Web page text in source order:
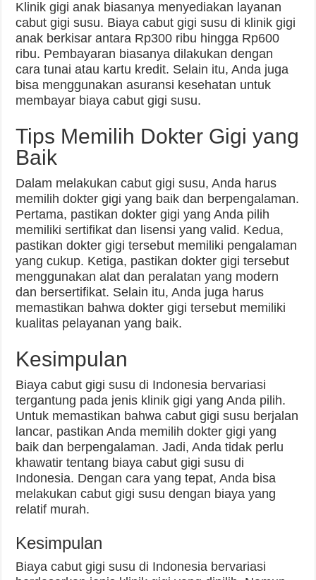
Klinik gigi anak biasanya menyediakan layanan
cabut gigi susu. Biaya cabut gigi susu di klinik gigi
anak berkisar antara Rp300 ribu hingga Rp600
ribu. Pembayaran biasanya dilakukan dengan
cara tunai atau kartu kredit. Selain itu, Anda juga
bisa menggunakan asuransi kesehatan untuk
membayar biaya cabut gigi susu.
Tips Memilih Dokter Gigi yang
Baik
Dalam melakukan cabut gigi susu, Anda harus
memilih dokter gigi yang baik dan berpengalaman.
Pertama, pastikan dokter gigi yang Anda pilih
memiliki sertifikat dan lisensi yang valid. Kedua,
pastikan dokter gigi tersebut memiliki pengalaman
yang cukup. Ketiga, pastikan dokter gigi tersebut
menggunakan alat dan peralatan yang modern
dan bersertifikat. Selain itu, Anda juga harus
memastikan bahwa dokter gigi tersebut memiliki
kualitas pelayanan yang baik.
Kesimpulan
Biaya cabut gigi susu di Indonesia bervariasi
tergantung pada jenis klinik gigi yang Anda pilih.
Untuk memastikan bahwa cabut gigi susu berjalan
lancar, pastikan Anda memilih dokter gigi yang
baik dan berpengalaman. Jadi, Anda tidak perlu
khawatir tentang biaya cabut gigi susu di
Indonesia. Dengan cara yang tepat, Anda bisa
melakukan cabut gigi susu dengan biaya yang
relatif murah.
Kesimpulan
Biaya cabut gigi susu di Indonesia bervariasi